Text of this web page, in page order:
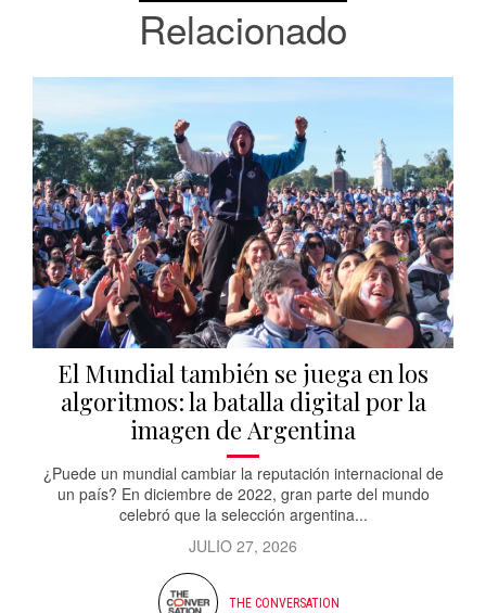
Relacionado
El Mundial también se juega en los
algoritmos: la batalla digital por la
imagen de Argentina
¿Puede un mundial cambiar la reputación internacional de
un país? En diciembre de 2022, gran parte del mundo
celebró que la selección argentina...
JULIO 27, 2026
THE CONVERSATION